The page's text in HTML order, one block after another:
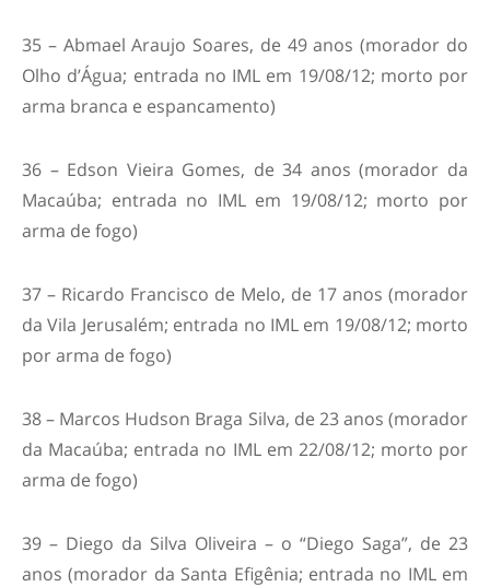
35 – Abmael Araujo Soares, de 49 anos (morador do
Olho d’Água; entrada no IML em 19/08/12; morto por
arma branca e espancamento)
36 – Edson Vieira Gomes, de 34 anos (morador da
Macaúba; entrada no IML em 19/08/12; morto por
arma de fogo)
37 – Ricardo Francisco de Melo, de 17 anos (morador
da Vila Jerusalém; entrada no IML em 19/08/12; morto
por arma de fogo)
38 – Marcos Hudson Braga Silva, de 23 anos (morador
da Macaúba; entrada no IML em 22/08/12; morto por
arma de fogo)
39 – Diego da Silva Oliveira – o “Diego Saga”, de 23
anos (morador da Santa Efigênia; entrada no IML em